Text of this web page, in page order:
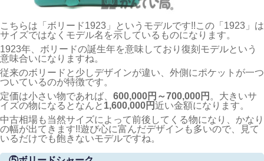
こちらは「ボリード1923」というモデルです!!この「1923」は
サイズではなくモデル名を示しているものになります。
1923年、ボリードの誕生年を意味しており復刻モデルという
意味合いになりますね。
従来のボリードと少しデザインが違い、外側にポケットが一つ
ついているのが特徴です。
定価は小さい物であれば、 600,000円～700,000円 。大きいサ
イズの物になるとなんと 1,600,000円近い金額になります。
中古相場も当然サイズによって前後してくる物になり、かなり
の幅が出てきます!!遊び心に富んだデザインも多いので、見て
いるだけでも飽きないモデルですね。